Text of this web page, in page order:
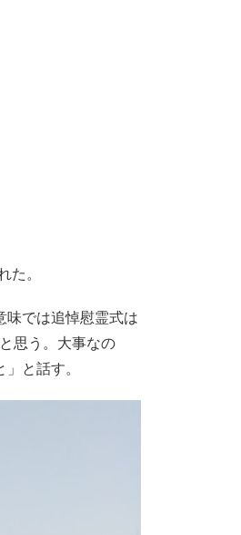
た。
では追悼慰霊式は
思う。大事なの
と話す。